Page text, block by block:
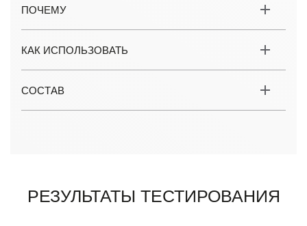
ПОЧЕМУ
КАК ИСПОЛЬЗОВАТЬ
СОСТАВ
Результаты тестирования